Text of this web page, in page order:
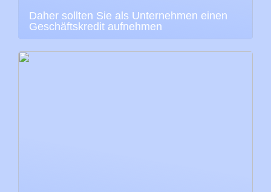
Daher sollten Sie als Unternehmen einen
Geschäftskredit aufnehmen